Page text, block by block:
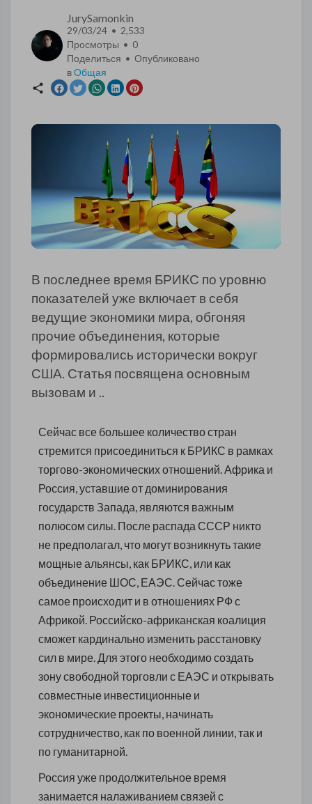
JurySamonkin
29/03/24 • 2,533
Просмотры • 0
Поделиться • Опубликовано
вОбщая
В последнее время БРИКС по уровню
показателей уже включает в себя
ведущие экономики мира, обгоняя
прочие объединения, которые
формировались исторически вокруг
США. Статья посвящена основным
вызовам и ..
Сейчас все большее количество стран
стремится присоединиться к БРИКС в рамках
торгово-экономических отношений. Африка и
Россия, уставшие от доминирования
государств Запада, являются важным
полюсом силы. После распада СССР никто
не предполагал, что могут возникнуть такие
мощные альянсы, как БРИКС, или как
объединение ШОС, ЕАЭС. Сейчас тоже
самое происходит и в отношениях РФ с
Африкой. Российско-африканская коалиция
сможет кардинально изменить расстановку
сил в мире. Для этого необходимо создать
зону свободной торговли с ЕАЭС и открывать
совместные инвестиционные и
экономические проекты, начинать
сотрудничество, как по военной линии, так и
по гуманитарной.
Россия уже продолжительное время
занимается налаживанием связей с